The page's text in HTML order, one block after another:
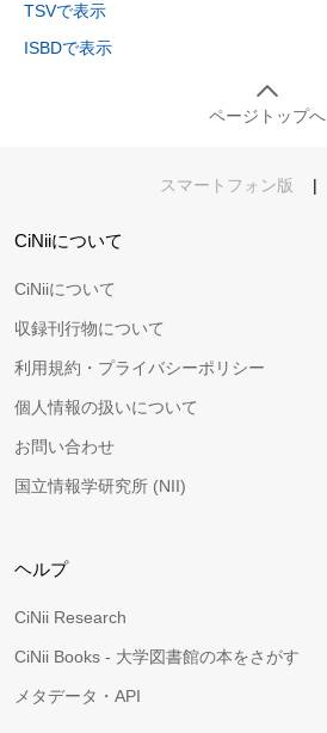
TSVで表示
ISBDで表示
ページトップへ
スマートフォン版 |
CiNiiについて
CiNiiについて
収録刊行物について
利用規約・プライバシーポリシー
個人情報の扱いについて
お問い合わせ
国立情報学研究所 (NII)
ヘルプ
CiNii Research
CiNii Books - 大学図書館の本をさがす
メタデータ・API